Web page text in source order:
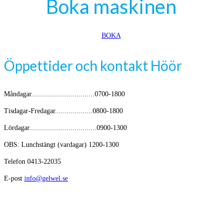
Boka maskinen
BOKA
Öppettider och kontakt Höör
Måndagar................................0700-1800
Tisdagar-Fredagar...................0800-1800
Lördagar..................................0900-1300
OBS: Lunchstängt (vardagar) 1200-1300
Telefon 0413-22035
E-post info@gelwel.se